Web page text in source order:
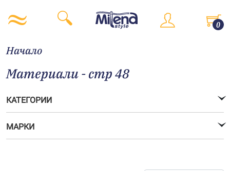
0
Начало
Материали - стр 48
КАТЕГОРИИ
МАРКИ